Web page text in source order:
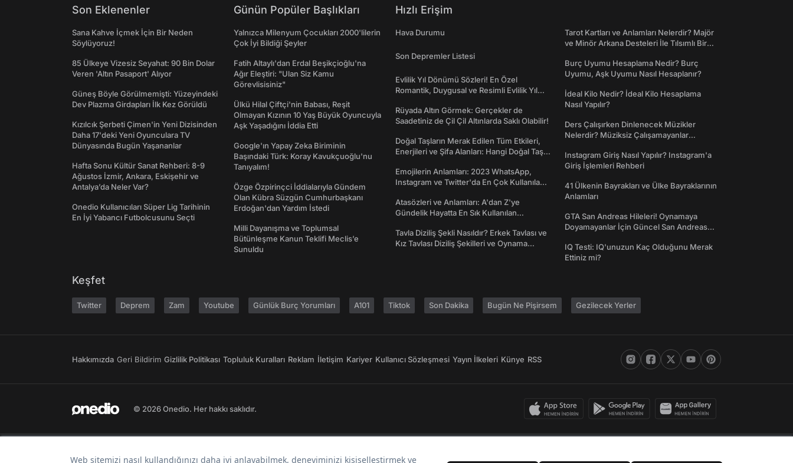
Son Eklenenler
Sana Kahve İçmek İçin Bir Neden
Söylüyoruz!
85 Ülkeye Vizesiz Seyahat: 90 Bin Dolar
Veren 'Altın Pasaport' Alıyor
Güneş Böyle Görülmemişti: Yüzeyindeki
Dev Plazma Girdapları İlk Kez Görüldü
Kızılcık Şerbeti Çimen'in Yeni Dizisinden
Daha 17'deki Yeni Oyunculara TV
Dünyasında Bugün Yaşananlar
Hafta Sonu Kültür Sanat Rehberi: 8-9
Ağustos İzmir, Ankara, Eskişehir ve
Antalya’da Neler Var?
Onedio Kullanıcıları Süper Lig Tarihinin
En İyi Yabancı Futbolcusunu Seçti
Günün Popüler Başlıkları
Yalnızca Milenyum Çocukları 2000'lilerin
Çok İyi Bildiği Şeyler
Fatih Altaylı'dan Erdal Beşikçioğlu'na
Ağır Eleştiri: "Ulan Siz Kamu
Görevlisisiniz"
Ülkü Hilal Çiftçi'nin Babası, Reşit
Olmayan Kızının 10 Yaş Büyük Oyuncuyla
Aşk Yaşadığını İddia Etti
Google'ın Yapay Zeka Biriminin
Başındaki Türk: Koray Kavukçuoğlu'nu
Tanıyalım!
Özge Özpirinçci İddialarıyla Gündem
Olan Kübra Süzgün Cumhurbaşkanı
Erdoğan'dan Yardım İstedi
Milli Dayanışma ve Toplumsal
Bütünleşme Kanun Teklifi Meclis’e
Sunuldu
Hızlı Erişim
Hava Durumu
Son Depremler Listesi
Evlilik Yıl Dönümü Sözleri! En Özel
Romantik, Duygusal ve Resimli Evlilik Yıl
Rüyada Altın Görmek: Gerçekler de
Saadetiniz de Çil Çil Altınlarda Saklı Olabilir!
Doğal Taşların Merak Edilen Tüm Etkileri,
Enerjileri ve Şifa Alanları: Hangi Doğal Taş
Emojilerin Anlamları: 2023 WhatsApp,
Instagram ve Twitter'da En Çok Kullanılan
Atasözleri ve Anlamları: A'dan Z'ye
Gündelik Hayatta En Sık Kullanılan
Tavla Diziliş Şekli Nasıldır? Erkek Tavlası ve
Kız Tavlası Diziliş Şekilleri ve Oynama
Tarot Kartları ve Anlamları Nelerdir? Majör
ve Minör Arkana Desteleri İle Tılsımlı Bir
Burç Uyumu Hesaplama Nedir? Burç
Uyumu, Aşk Uyumu Nasıl Hesaplanır?
İdeal Kilo Nedir? İdeal Kilo Hesaplama
Nasıl Yapılır?
Ders Çalışırken Dinlenecek Müzikler
Nelerdir? Müziksiz Çalışamayanlar
Instagram Giriş Nasıl Yapılır? Instagram'a
Giriş İşlemleri Rehberi
41 Ülkenin Bayrakları ve Ülke Bayraklarının
Anlamları
GTA San Andreas Hileleri! Oynamaya
Doyamayanlar İçin Güncel San Andreas
IQ Testi: IQ'unuzun Kaç Olduğunu Merak
Ettiniz mi?
Keşfet
Twitter Deprem Zam Youtube Günlük Burç Yorumları A101 Tiktok Son Dakika Bugün Ne Pişirsem Gezilecek Yerler
Hakkımızda Geri Bildirim Gizlilik Politikası Topluluk Kuralları Reklam İletişim Kariyer Kullanıcı Sözleşmesi Yayın İlkeleri Künye RSS
© 2026 Onedio. Her hakkı saklıdır.